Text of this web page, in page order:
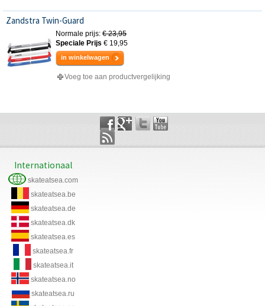
Zandstra Twin-Guard
Normale prijs: € 23,95
Speciale Prijs € 19,95
in winkelwagen
Voeg toe aan productvergelijking
Internationaal
skateatsea.com
skateatsea.be
skateatsea.de
skateatsea.dk
skateatsea.es
skateatsea.fr
skateatsea.it
skateatsea.no
skateatsea.ru